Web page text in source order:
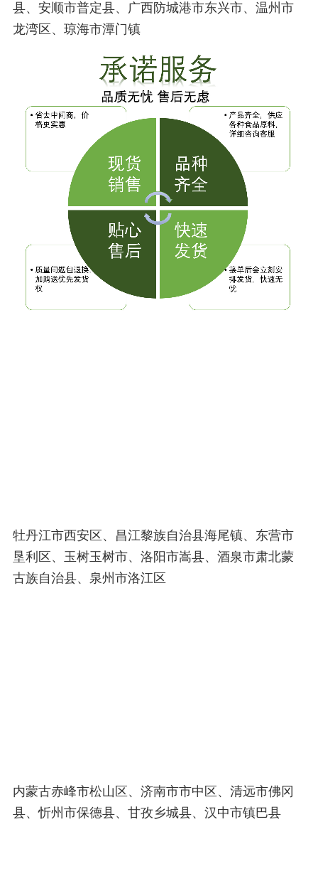
县、安顺市普定县、广西防城港市东兴市、温州市
龙湾区、琼海市潭门镇
牡丹江市西安区、昌江黎族自治县海尾镇、东营市
垦利区、玉树玉树市、洛阳市嵩县、酒泉市肃北蒙
古族自治县、泉州市洛江区
内蒙古赤峰市松山区、济南市市中区、清远市佛冈
县、忻州市保德县、甘孜乡城县、汉中市镇巴县